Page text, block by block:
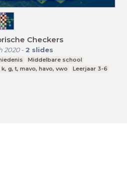
Checkers
2020- 2 slides
Middelbare school
g, t, mavo, havo, vwo
Leerjaar 3-6